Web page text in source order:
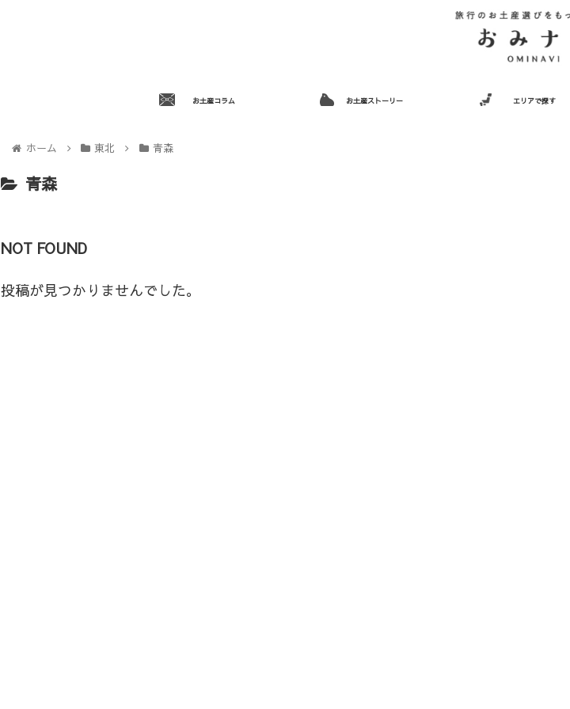
お土産コラム お土産ストーリー エリアで探す
ホーム 東北 青森
青森
NOT FOUND
投稿が見つかりませんでした。